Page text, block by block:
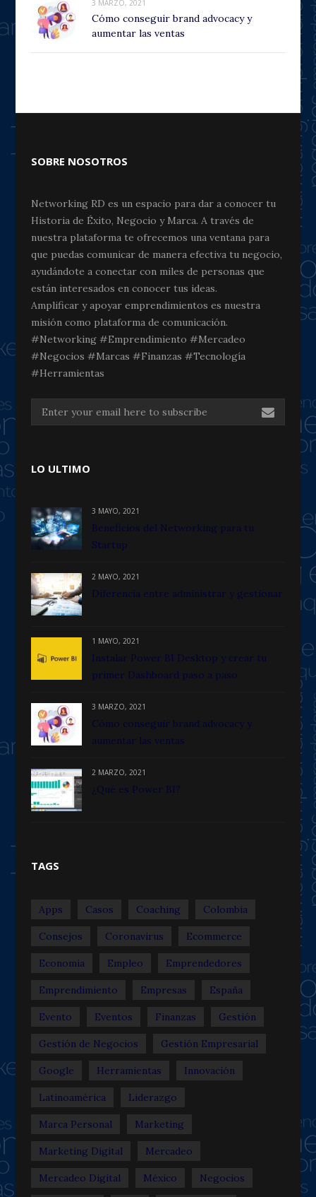
3 MARZO, 2021
Cómo conseguir brand advocacy y
aumentar las ventas
SOBRE NOSOTROS
Networking RD es un espacio para dar a conocer tu
Historia de Éxito, Negocio y Marca. A través de
nuestra plataforma te ofrecemos una ventana para
que puedas comunicar de manera efectiva tu negocio,
ayudándote a conectar con miles de personas que
están interesados en conocer tus ideas.
Amplificar y apoyar emprendimientos es nuestra
misión como plataforma de comunicación.
#Networking #Emprendimiento #Mercadeo
#Negocios #Marcas #Finanzas #Tecnología
#Herramientas
LO ULTIMO
3 MAYO, 2021
Beneficios del Networking para tu
Startup
2 MAYO, 2021
Diferencia entre administrar y gestionar
1 MAYO, 2021
Instalar Power BI Desktop y crear tu
primer Dashboard paso a paso
3 MARZO, 2021
Cómo conseguir brand advocacy y
aumentar las ventas
2 MARZO, 2021
¿Qué es Power BI?
TAGS
Apps Casos Coaching Colombia
Consejos Coronavirus Ecommerce
Economía Empleo Emprendedores
Emprendimiento Empresas España
Evento Eventos Finanzas Gestión
Gestión de Negocios Gestión Empresarial
Google Herramientas Innovación
Latinoamérica Liderazgo
Marca Personal Marketing
Marketing Digital Mercadeo
Mercadeo Digital México Negocios